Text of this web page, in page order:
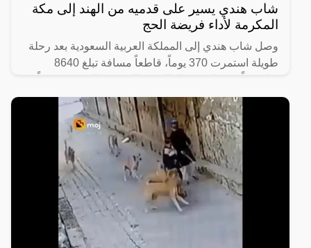
شاب هندي يسير على قدميه من الهند إلى مكة
المكرمة لأداء فريضة الحج
وصل شاب هندي إلى المملكة العربية السعودية بعد رحلة
طويلة استمرت 370 يوماً، قاطعاً مسافة تبلغ 8640
على